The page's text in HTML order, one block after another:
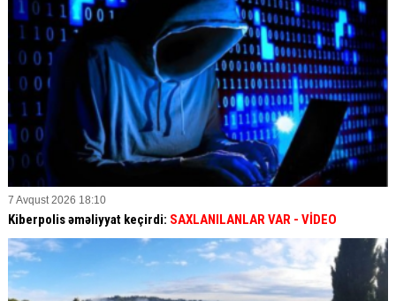
7 Avqust 2026 18:10
Kiberpolis əməliyyat keçirdi: SAXLANILANLAR VAR - VİDEO